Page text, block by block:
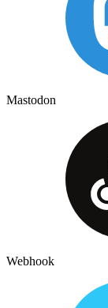
Mastodon
Webhook